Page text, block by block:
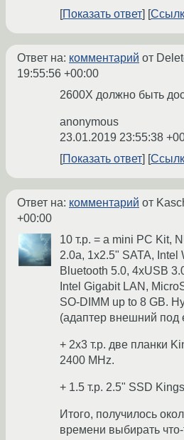
Показать ответ
Ответ на: комментарий от
19:55:56 +00:00
2600X должно быть
anonymous
23.01.2019 23:55:38
Показать ответ
Ответ на: комментарий от
+00:00
10 т.р. = a mini PC Kit,
2.0a, 1x2.5" SATA, Intel
Bluetooth 5.0, 4xUSB
Intel Gigabit LAN,
SO-DIMM up to 8 GB.
(адаптер внешний под
+ 2x3 т.р. две планки
2400 MHz.
+ 1.5 т.р. 2.5" SSD
Итого, получилось
времени выбирать что-